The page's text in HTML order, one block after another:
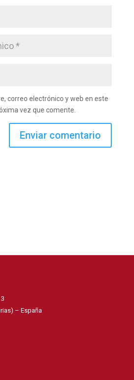
correo electrónico y web en este
vez que comente.
– España